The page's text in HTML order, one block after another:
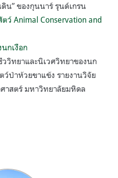
น” ของกุนนาร์ รุนด์เกรน
ว์ Animal Conservation and
กเงือก
ววิทยาและนิเวศวิทยาของนก
ว์ป่าห้วยขาแข้ง รายงานวิจัย
สตร์ มหาวิทยาลัยมหิดล